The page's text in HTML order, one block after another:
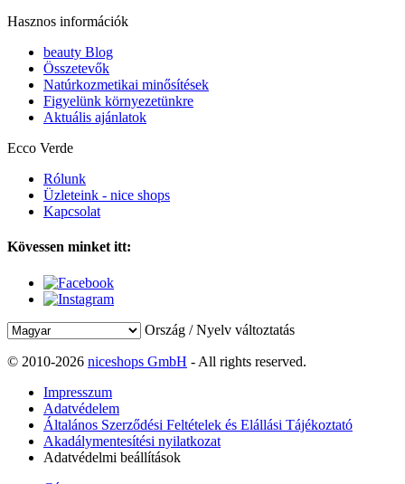
Hasznos információk
beauty Blog
Összetevők
Natúrkozmetikai minősítések
Figyelünk környezetünkre
Aktuális ajánlatok
Ecco Verde
Rólunk
Üzleteink - nice shops
Kapcsolat
Kövessen minket itt:
Ország / Nyelv változtatás
© 2010-2026 niceshops GmbH - All rights reserved.
Impresszum
Adatvédelem
Általános Szerződési Feltételek és Elállási Tájékoztató
Akadálymentesítési nyilatkozat
Adatvédelmi beállítások